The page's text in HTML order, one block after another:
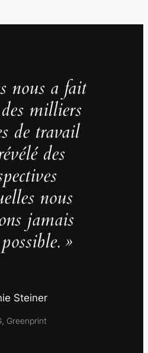
nous a fait
milliers
de travail
des
nous
jamais
»
Steiner
Greenprint